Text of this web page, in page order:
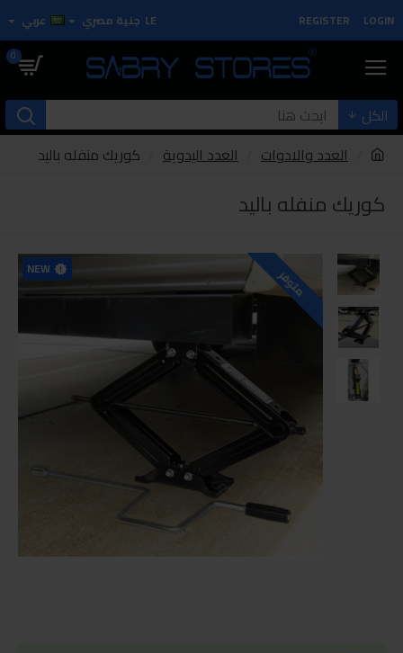
LOGIN
REGISTER
LE جنية مصري عربي
0
الكل
العدد والادوات
العدد اليدوية كوريك منفله باليد
كوريك منفله باليد
NEW متوفر